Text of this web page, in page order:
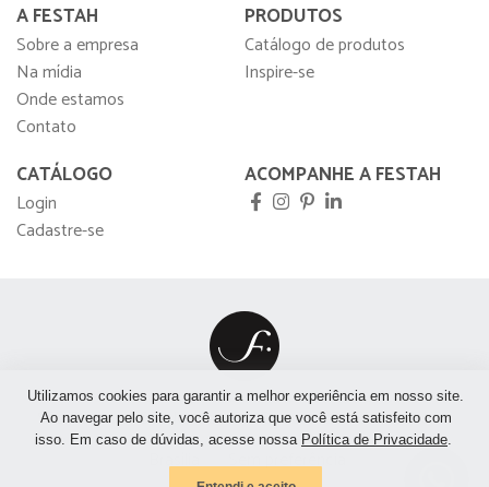
Utilizamos cookies para garantir a melhor experiência em nosso site.
Ao navegar pelo site, você autoriza que você está satisfeito com
isso. Em caso de dúvidas, acesse nossa Política de Privacidade.
A FESTAH
Sobre a empresa
Na mídia
Onde estamos
Contato
PRODUTOS
Catálogo de produtos
Inspire-se
CATÁLOGO
Login
Cadastre-se
ACOMPANHE A FESTAH
São Paulo São José do Rio Preto
Rio de Janeiro
Brasília
Sem preferência